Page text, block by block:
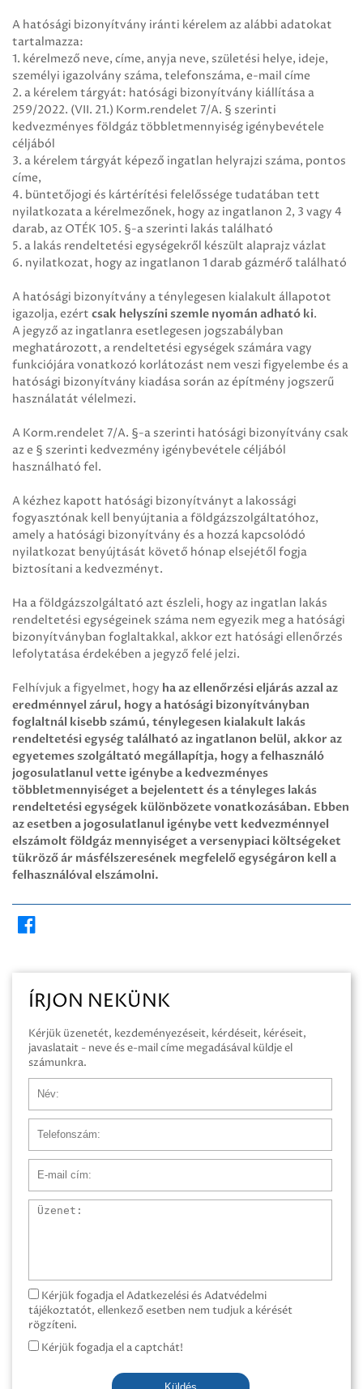
A hatósági bizonyítvány iránti kérelem az alábbi adatokat
tartalmazza:
1. kérelmező neve, címe, anyja neve, születési helye, ideje,
személyi igazolvány száma, telefonszáma, e-mail címe
2. a kérelem tárgyát: hatósági bizonyítvány kiállítása a
259/2022. (VII. 21.) Korm.rendelet 7/A. § szerinti
kedvezményes földgáz többletmennyiség igénybevétele
céljából
3. a kérelem tárgyát képező ingatlan helyrajzi száma, pontos
címe,
4. büntetőjogi és kártérítési felelőssége tudatában tett
nyilatkozata a kérelmezőnek, hogy az ingatlanon 2, 3 vagy 4
darab, az OTÉK 105. §-a szerinti lakás található
5. a lakás rendeltetési egységekről készült alaprajz vázlat
6. nyilatkozat, hogy az ingatlanon 1 darab gázmérő található
A hatósági bizonyítvány a ténylegesen kialakult állapotot
igazolja, ezért csak helyszíni szemle nyomán adható ki.
A jegyző az ingatlanra esetlegesen jogszabályban
meghatározott, a rendeltetési egységek számára vagy
funkciójára vonatkozó korlátozást nem veszi figyelembe és a
hatósági bizonyítvány kiadása során az építmény jogszerű
használatát vélelmezi.
A Korm.rendelet 7/A. §-a szerinti hatósági bizonyítvány csak
az e § szerinti kedvezmény igénybevétele céljából
használható fel.
A kézhez kapott hatósági bizonyítványt a lakossági
fogyasztónak kell benyújtania a földgázszolgáltatóhoz,
amely a hatósági bizonyítvány és a hozzá kapcsolódó
nyilatkozat benyújtását követő hónap elsejétől fogja
biztosítani a kedvezményt.
Ha a földgázszolgáltató azt észleli, hogy az ingatlan lakás
rendeltetési egységeinek száma nem egyezik meg a hatósági
bizonyítványban foglaltakkal, akkor ezt hatósági ellenőrzés
lefolytatása érdekében a jegyző felé jelzi.
Felhívjuk a figyelmet, hogy ha az ellenőrzési eljárás azzal az
eredménnyel zárul, hogy a hatósági bizonyítványban
foglaltnál kisebb számú, ténylegesen kialakult lakás
rendeltetési egység található az ingatlanon belül, akkor az
egyetemes szolgáltató megállapítja, hogy a felhasználó
jogosulatlanul vette igénybe a kedvezményes
többletmennyiséget a bejelentett és a tényleges lakás
rendeltetési egységek különbözete vonatkozásában. Ebben
az esetben a jogosulatlanul igénybe vett kedvezménnyel
elszámolt földgáz mennyiséget a versenypiaci költségeket
tükröző ár másfélszeresének megfelelő egységáron kell a
felhasználóval elszámolni.
ÍRJON NEKÜNK
Kérjük üzenetét, kezdeményezéseit, kérdéseit, kéréseit,
javaslatait - neve és e-mail címe megadásával küldje el
számunkra.
Név
Telefonszám
E-mail cím
Üzenet
Kérjük fogadja el Adatkezelési és Adatvédelmi
tájékoztatót, ellenkező esetben nem tudjuk a kérését
rögzíteni.
Kérjük fogadja el a captchát!